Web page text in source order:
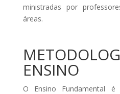
ministradas por
áreas.
ENSINO
O Ensino Fundamental